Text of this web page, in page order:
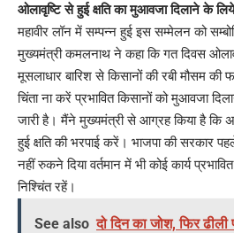
ओलावृष्टि से हुई क्षति का मुआवजा दिलाने के
महावीर लॉन में सम्पन्न हुई इस सम्मेलन को
मुख्यमंत्री कमलनाथ ने कहा कि गत दिवस
मूसलाधार बारिश से किसानों की रबी मौसम की
चिंता ना करें प्रभावित किसानों को मुआवजा
जारी है। मैंने मुख्यमंत्री से आग्रह किया है कि
हुई क्षति की भरपाई करें। भाजपा की सरकार
नहीं रुकने दिया वर्तमान में भी कोई कार्य
निश्चिंत रहें।
See also दो दिन का जोश, फिर